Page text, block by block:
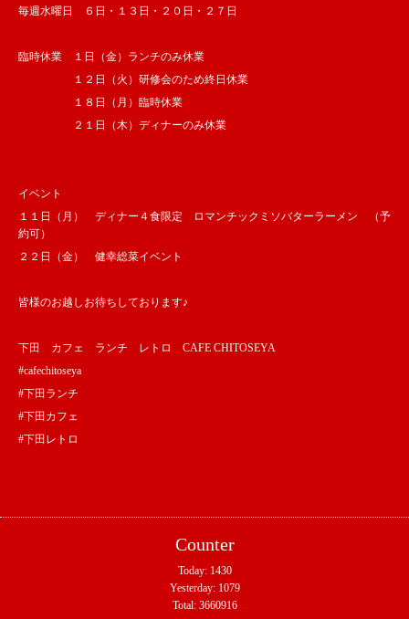
毎週水曜日 ６日・１３日・２０日・２７日
臨時休業 １日（金）ランチのみ休業
１２日（火）研修会のため終日休業
１８日（月）臨時休業
２１日（木）ディナーのみ休業
イベント
１１日（月） ディナー４食限定 ロマンチックミソバターラーメン （予
約可）
２２日（金） 健幸総菜イベント
皆様のお越しお待ちしております♪
下田 カフェ ランチ レトロ CAFE CHITOSEYA
#cafechitoseya
#下田ランチ
#下田カフェ
#下田レトロ
Counter
Today: 1430
Yesterday: 1079
Total: 3660916